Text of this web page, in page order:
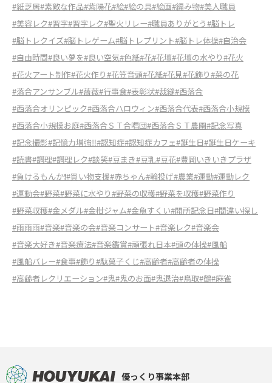
#紙芝居#素敵な作品#紫陽花#絵#絵の具#絵画#編み物#美人職員
#美容レク#習字#習字レク#聖火リレー#職員ありがとう#脳トレ
#脳トレクイズ#脳トレゲーム#脳トレプリント#脳トレ体操#自治会
#自由時間#良い夢を#良い空気#色紙#花#花壇#花壇の水やり#花火
#花火アート制作#花火作り#花笠音頭#花紙#花見#花飾り#菜の花
#落合アンサンブル#薔薇#行事食#表彰状#裁縫#西落合
#西落合オリンピック#西落合ハロウィン#西落合代表#西落合小規模
#西落合小規模お庭#西落合ＳＴ合唱団#西落合ＳＴ農園#記念写真
#記念撮影#記憶力増強‼︎#認知症#認知症カフェ#誕生日#誕生日ケーキ
#読書#調理#調理レク#談笑#豆まき#豆乳#豆花#豊岡いきいきプラザ
#負けるもんか❗️#買い物支援#赤ちゃん#輪投げ#農業#運動#運動レク
#運動会#野菜#野菜に水やり#野菜の収穫#野菜を収穫#野菜作り
#野菜収穫#金メダル#金柑ジャム#金魚すくい#開所記念日#間違い探し
#雨雨雨#音楽#音楽の会#音楽コンサート#音楽レク#音楽会
#音楽大好き#音楽療法#音楽鑑賞#頑張れ日本#頭の体操#風船
#風船バレー#食事#飾り#駄菓子くじ#高齢者#高齢者の体操
#高齢者レクリエーション#鬼#鬼のお面#鬼退治#鳥取#鶴#麻雀
優っくり事業本部